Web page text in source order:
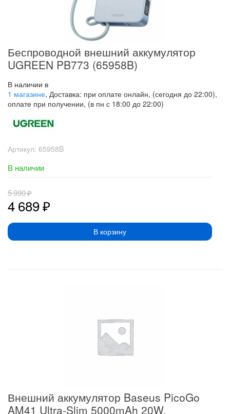
Беспроводной внешний аккумулятор
UGREEN PB773 (65958B)
В наличии в
1 магазине, Доставка: при оплате онлайн, (сегодня до 22:00),
оплате при получении, (в пн с 18:00 до 22:00)
Артикул: 65958B
В наличии
4 689₽
5 990₽
В корзину
Внешний аккумулятор Baseus PicoGo
AM41 Ultra-Slim 5000mAh 20W,